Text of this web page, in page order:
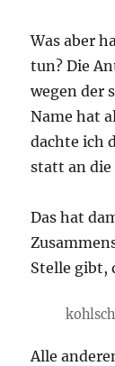
Was aber
tun? Die
wegen der
Name hat
dachte ich
statt an die
Das hat
Stelle gibt,
Alle